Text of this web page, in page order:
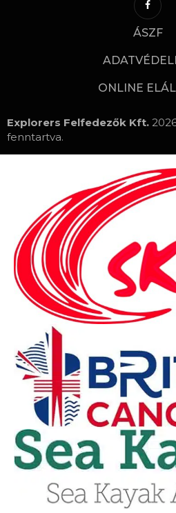
ÁSZF
ONLINE
Explorers Felfedezők Kft.
fenntartva.